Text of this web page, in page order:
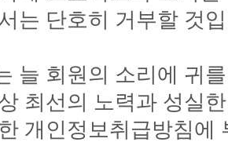
는 단호히 거부할 것
늘 회원의 소리에 귀
최선의 노력과 성실
개인정보취급방침에